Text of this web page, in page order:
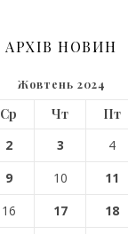
АРХІВ НОВИН
Жовтень 2024
Ср Чт Пт
2 3 4
9 10 11
16 17 18